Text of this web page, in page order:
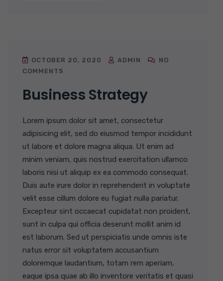
OCTOBER 20, 2020 ADMIN
NO
COMMENTS
Business Strategy
Lorem ipsum dolor sit amet, consectetur
adipisicing elit, sed do eiusmod tempor incididunt
ut labore et dolore magna aliqua. Ut enim ad
minim veniam, quis nostrud exercitation ullamco
laboris nisi ut aliquip ex ea commodo consequat.
Duis aute irure dolor in reprehenderit in voluptate
velit esse cillum dolore eu fugiat nulla pariatur.
Excepteur sint occaecat cupidatat non proident,
sunt in culpa qui officia deserunt mollit anim id
est laborum. Sed ut perspiciatis unde omnis iste
natus error sit voluptatem accusantium
doloremque laudantium, totam rem aperiam,
eaque ipsa quae ab illo inventore veritatis et quasi